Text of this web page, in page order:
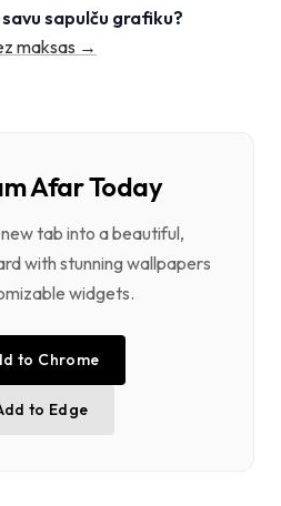
sapulču grafiku?
maksas →
Afar Today
tab into a beautiful,
with stunning wallpapers
widgets.
to Chrome
to Edge